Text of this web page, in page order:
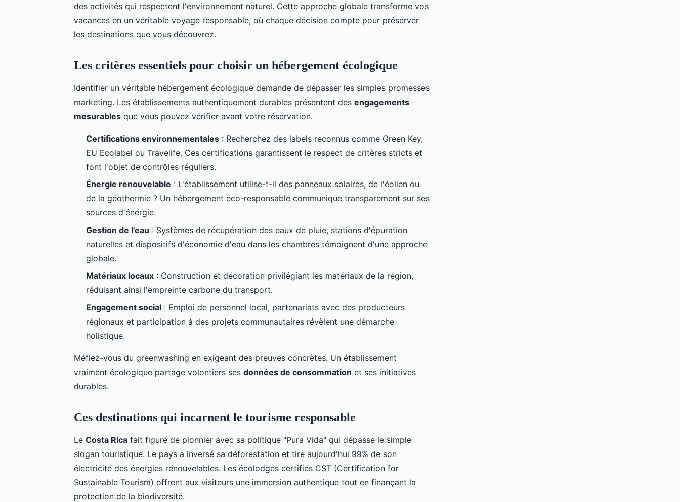
des activités qui respectent l'environnement naturel. Cette approche globale transforme vos
vacances en un véritable voyage responsable, où chaque décision compte pour préserver
les destinations que vous découvrez.
Les critères essentiels pour choisir un hébergement écologique
Identifier un véritable hébergement écologique demande de dépasser les simples promesses
marketing. Les établissements authentiquement durables présentent des engagements
mesurables que vous pouvez vérifier avant votre réservation.
Certifications environnementales : Recherchez des labels reconnus comme Green Key,
EU Ecolabel ou Travelife. Ces certifications garantissent le respect de critères stricts et
font l'objet de contrôles réguliers.
Énergie renouvelable : L'établissement utilise-t-il des panneaux solaires, de l'éolien ou
de la géothermie ? Un hébergement éco-responsable communique transparement sur ses
sources d'énergie.
Gestion de l'eau : Systèmes de récupération des eaux de pluie, stations d'épuration
naturelles et dispositifs d'économie d'eau dans les chambres témoignent d'une approche
globale.
Matériaux locaux : Construction et décoration privilégiant les matériaux de la région,
réduisant ainsi l'empreinte carbone du transport.
Engagement social : Emploi de personnel local, partenariats avec des producteurs
régionaux et participation à des projets communautaires révèlent une démarche
holistique.
Méfiez-vous du greenwashing en exigeant des preuves concrètes. Un établissement
vraiment écologique partage volontiers ses données de consommation et ses initiatives
durables.
Ces destinations qui incarnent le tourisme responsable
Le Costa Rica fait figure de pionnier avec sa politique "Pura Vida" qui dépasse le simple
slogan touristique. Le pays a inversé sa déforestation et tire aujourd'hui 99% de son
électricité des énergies renouvelables. Les écolodges certifiés CST (Certification for
Sustainable Tourism) offrent aux visiteurs une immersion authentique tout en finançant la
protection de la biodiversité.